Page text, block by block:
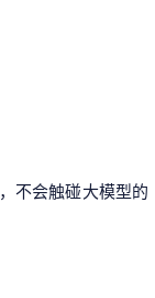
不会触碰大模型的